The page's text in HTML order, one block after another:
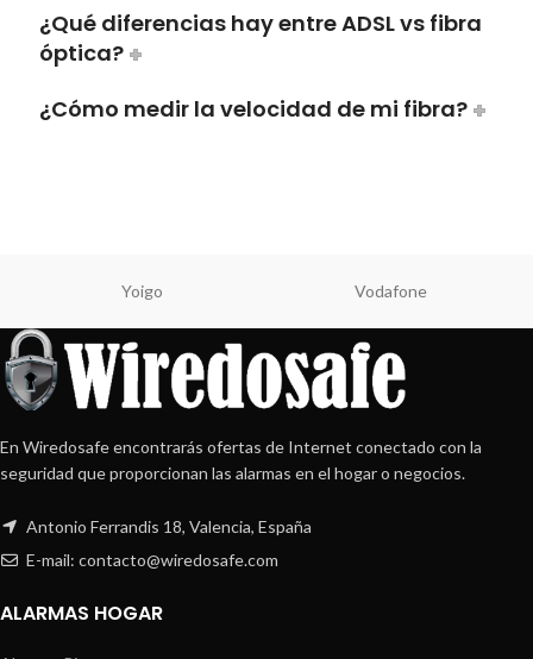
¿Qué diferencias hay entre ADSL vs fibra
óptica?
¿Cómo medir la velocidad de mi fibra?
Yoigo Vodafone
En Wiredosafe encontrarás ofertas de Internet conectado con la
seguridad que proporcionan las alarmas en el hogar o negocios.
Antonio Ferrandis 18, Valencia, España
E-mail: contacto@wiredosafe.com
ALARMAS HOGAR